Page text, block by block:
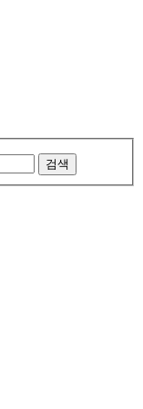
검색